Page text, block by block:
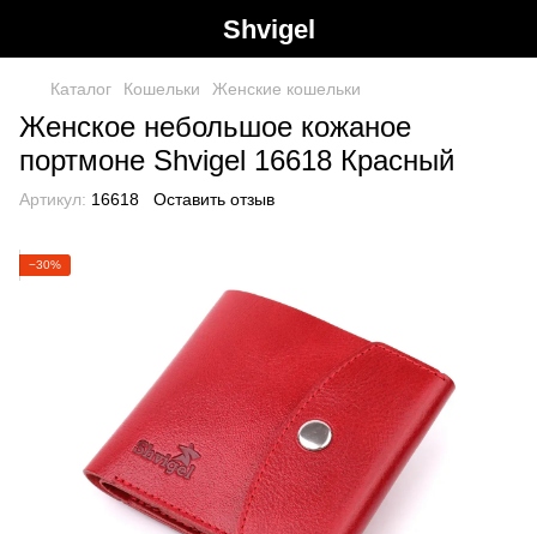
Shvigel
Каталог Кошельки Женские кошельки
Женское небольшое кожаное
портмоне Shvigel 16618 Красный
Артикул: 16618 Оставить отзыв
−30%